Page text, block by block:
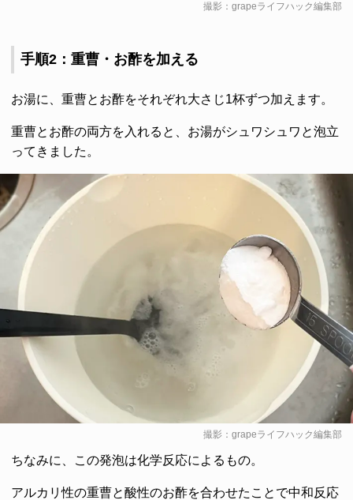
撮影：grapeライフハック編集部
手順2：重曹・お酢を加える
お湯に、重曹とお酢をそれぞれ大さじ1杯ずつ加えます。
重曹とお酢の両方を入れると、お湯がシュワシュワと泡立
ってきました。
撮影：grapeライフハック編集部
ちなみに、この発泡は化学反応によるもの。
アルカリ性の重曹と酸性のお酢を合わせたことで中和反応